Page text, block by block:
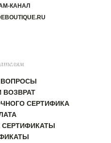
КАНАЛ
ВОЗВРАТ
СЕРТИФИКА